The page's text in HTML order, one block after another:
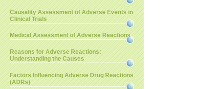
Causality Assessment of Adverse Events in
Clinical Trials
Medical Assessment of Adverse Reactions
Reasons for Adverse Reactions:
Understanding the Causes
Factors Influencing Adverse Drug Reactions
(ADRs)